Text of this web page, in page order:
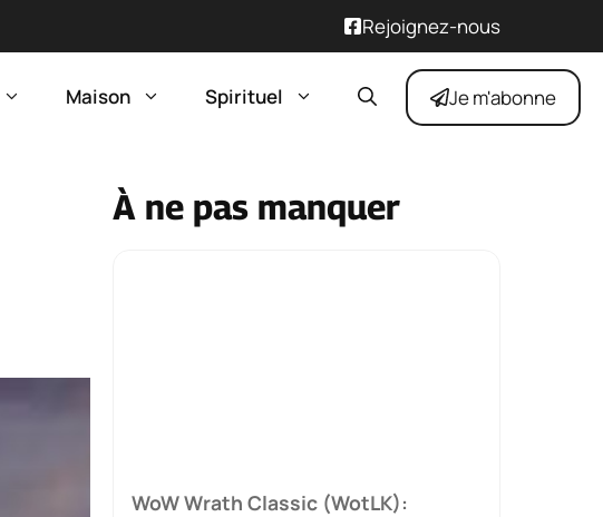
Rejoignez-nous
Maison Spirituel Je m'abonne
À ne pas manquer
WoW Wrath Classic (WotLK):